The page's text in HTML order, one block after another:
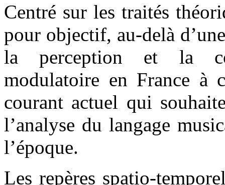
Centré sur les traités
pour objectif, au-delà
la perception et la
modulatoire en France à
courant actuel qui
l’analyse du langage
l’époque.
Les repères spatio-